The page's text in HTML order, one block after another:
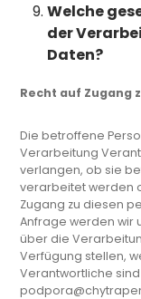
Welche
der
Daten?
Recht auf Zugang
Die betroffene
Verarbeitung
verlangen, ob sie
verarbeitet werden
Zugang zu diesen
Anfrage werden wir
über die
Verfügung stellen,
Verantwortliche